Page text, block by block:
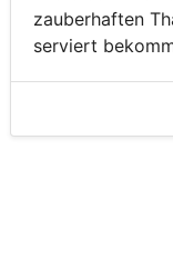
zauberhaften
serviert